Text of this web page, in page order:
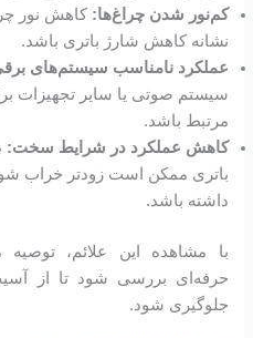
کم‌نور شدن چراغ‌ها:کاهش نور
نشانه کاهش شارژ باتری باشد.
عملکرد نامناسب سیستم‌های
سیستم صوتی یا سایر تجهیزات
مرتبط باشد.
کاهش عملکرد در شرایط سخت:
باتری ممکن است زودتر خراب
داشته باشد.
با مشاهده این علائم،
حرفه‌ای بررسی شود تا از
جلوگیری شود.